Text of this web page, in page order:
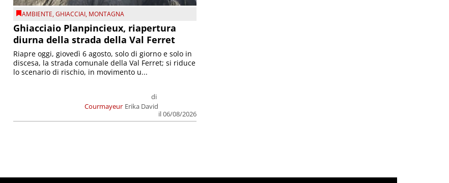
AMBIENTE,GHIACCIAI, MONTAGNA
Ghiacciaio Planpincieux, riapertura
diurna della strada della Val Ferret
Courmayeur
di
Erika David
il 06/08/2026
Riapre oggi, giovedì 6 agosto, solo di giorno e solo in
discesa, la strada comunale della Val Ferret; si riduce
lo scenario di rischio, in movimento u...